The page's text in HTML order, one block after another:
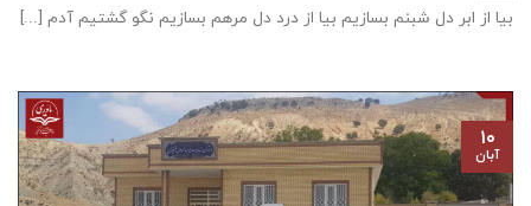
بیا از ابر دل شبنم بسازیم بیا از درد دل مرهم بسازیم نگو گشتیم آدم [...]
۱۰
آبان